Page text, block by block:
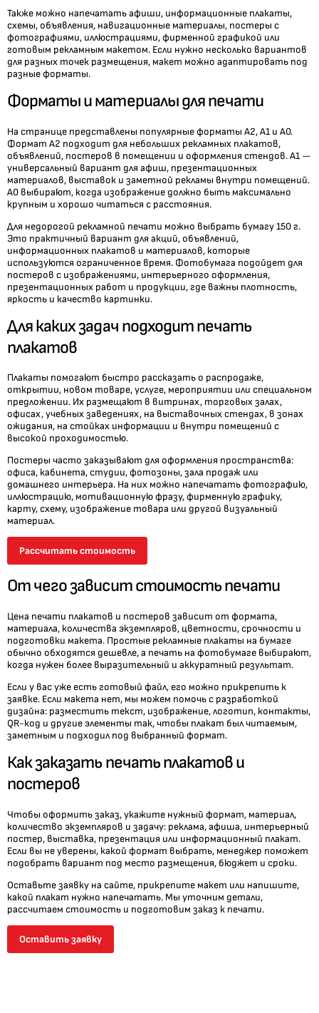
Также можно напечатать афиши, информационные плакаты,
схемы, объявления, навигационные материалы, постеры с
фотографиями, иллюстрациями, фирменной графикой или
готовым рекламным макетом. Если нужно несколько вариантов
для разных точек размещения, макет можно адаптировать под
разные форматы.
Форматы и материалы для печати
На странице представлены популярные форматы А2, А1 и А0.
Формат А2 подходит для небольших рекламных плакатов,
объявлений, постеров в помещении и оформления стендов. А1 —
универсальный вариант для афиш, презентационных
материалов, выставок и заметной рекламы внутри помещений.
А0 выбирают, когда изображение должно быть максимально
крупным и хорошо читаться с расстояния.
Для недорогой рекламной печати можно выбрать бумагу 150 г.
Это практичный вариант для акций, объявлений,
информационных плакатов и материалов, которые
используются ограниченное время. Фотобумага подойдет для
постеров с изображениями, интерьерного оформления,
презентационных работ и продукции, где важны плотность,
яркость и качество картинки.
Для каких задач подходит печать
плакатов
Плакаты помогают быстро рассказать о распродаже,
открытии, новом товаре, услуге, мероприятии или специальном
предложении. Их размещают в витринах, торговых залах,
офисах, учебных заведениях, на выставочных стендах, в зонах
ожидания, на стойках информации и внутри помещений с
высокой проходимостью.
Постеры часто заказывают для оформления пространства:
офиса, кабинета, студии, фотозоны, зала продаж или
домашнего интерьера. На них можно напечатать фотографию,
иллюстрацию, мотивационную фразу, фирменную графику,
карту, схему, изображение товара или другой визуальный
материал.
Рассчитать стоимость
От чего зависит стоимость печати
Цена печати плакатов и постеров зависит от формата,
материала, количества экземпляров, цветности, срочности и
подготовки макета. Простые рекламные плакаты на бумаге
обычно обходятся дешевле, а печать на фотобумаге выбирают,
когда нужен более выразительный и аккуратный результат.
Если у вас уже есть готовый файл, его можно прикрепить к
заявке. Если макета нет, мы можем помочь с разработкой
дизайна: разместить текст, изображение, логотип, контакты,
QR-код и другие элементы так, чтобы плакат был читаемым,
заметным и подходил под выбранный формат.
Как заказать печать плакатов и
постеров
Чтобы оформить заказ, укажите нужный формат, материал,
количество экземпляров и задачу: реклама, афиша, интерьерный
постер, выставка, презентация или информационный плакат.
Если вы не уверены, какой формат выбрать, менеджер поможет
подобрать вариант под место размещения, бюджет и сроки.
Оставьте заявку на сайте, прикрепите макет или напишите,
какой плакат нужно напечатать. Мы уточним детали,
рассчитаем стоимость и подготовим заказ к печати.
Оставить заявку